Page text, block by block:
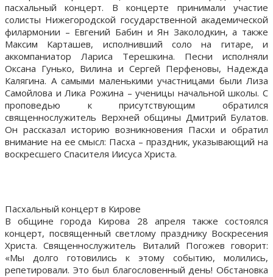
пасхальный концерт. В концерте принимали участие
солисты Нижегородской государственной академической
филармонии – Евгений Бабин и Ян Заколодкин, а также
Максим Карташев, исполнивший соло на гитаре, и
аккомпаниатор Лариса Терешкина. Песни исполняли
Оксана Гунько, Вилина и Сергей Перфеновы, Надежда
Калягина. А самыми маленькими участницами были Лиза
Самойлова и Лика Рожина – ученицы начальной школы. С
проповедью к присутствующим обратился
священнослужитель Верхней общины Дмитрий Булатов.
Он рассказал историю возникновения Пасхи и обратил
внимание на ее смысл: Пасха – праздник, указывающий на
воскресшего Спасителя Иисуса Христа.
Пасхальный концерт в Кирове
В общине города Кирова 28 апреля также состоялся
концерт, посвященный светлому празднику Воскресения
Христа. Священнослужитель Виталий Погожев говорит:
«Мы долго готовились к этому событию, молились,
репетировали. Это был благословенный день! Обстановка